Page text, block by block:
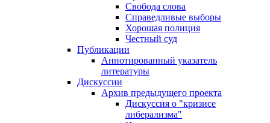
Свобода слова
Справедливые выборы
Хорошая полиция
Честный суд
Публикации
Аннотированный указатель
литературы
Дискуссии
Архив предыдущего проекта
Дискуссия о "кризисе
либерализма"